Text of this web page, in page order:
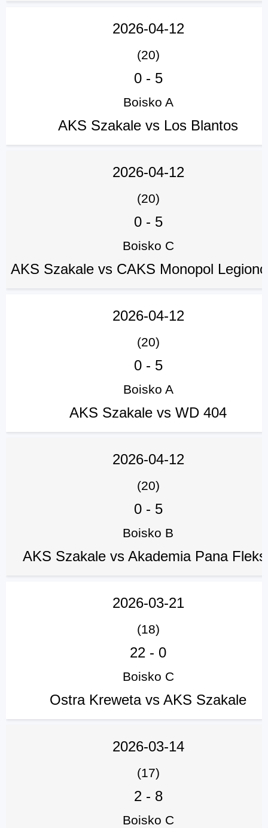
2026-04-12
(20)
0- 5
Boisko A
AKS Szakale vs Los Blantos
2026-04-12
(20)
0- 5
Boisko C
AKS Szakale vs CAKS Monopol
2026-04-12
(20)
0- 5
Boisko A
AKS Szakale vs WD 404
2026-04-12
(20)
0- 5
Boisko B
AKS Szakale vs Akademia Pana
2026-03-21
(18)
22 - 0
Boisko C
Ostra Kreweta vs AKS Szakale
2026-03-14
(17)
2- 8
Boisko C